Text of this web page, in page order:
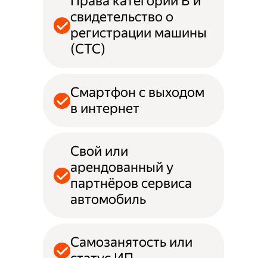
свидетельство о
регистрации машины
(СТС)
Смартфон с выходом
в интернет
Свой или
арендованный у
партнёров сервиса
автомобиль
Самозанятость или